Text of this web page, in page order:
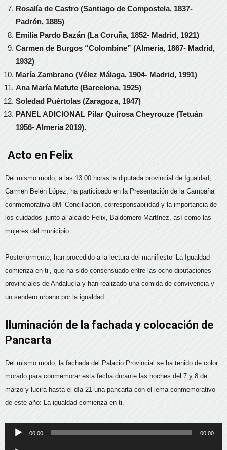
Rosalía de Castro (Santiago de Compostela, 1837-
Padrón, 1885)
Emilia Pardo Bazán (La Coruña, 1852- Madrid, 1921)
Carmen de Burgos “Colombine” (Almería, 1867- Madrid,
1932)
María Zambrano (Vélez Málaga, 1904- Madrid, 1991)
Ana María Matute (Barcelona, 1925)
Soledad Puértolas (Zaragoza, 1947)
PANEL ADICIONAL Pilar Quirosa Cheyrouze (Tetuán
1956- Almería 2019).
Acto en Felix
Del mismo modo, a las 13.00 horas la diputada provincial de Igualdad,
Carmen Belén López, ha participado en la Presentación de la Campaña
conmemorativa 8M ‘Conciliación, corresponsabilidad y la importancia de
los cuidados’ junto al alcalde Felix, Baldomero Martínez, así como las
mujeres del municipio.
Posteriormente, han procedido a la lectura del manifiesto ‘La Igualdad
comienza en ti’, que ha sido consensuado entre las ocho diputaciones
provinciales de Andalucía y han realizado una comida de convivencia y
un sendero urbano por la igualdad.
Iluminación de la fachada y colocación de
Pancarta
Del mismo modo, la fachada del Palacio Provincial se ha tenido de color
morado para conmemorar esta fecha durante las noches del 7 y 8 de
marzo y lucirá hasta el día 21 una pancarta con el lema conmemorativo
de este año: La igualdad comienza en ti.
Reproductor
00:00 00:00